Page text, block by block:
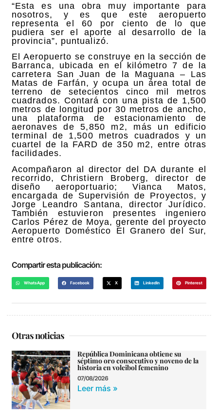
“Esta es una obra muy importante para
nosotros, y es que este aeropuerto
representa el 60 por ciento de lo que
pudiera ser el aporte al desarrollo de la
provincia”, puntualizó.
El Aeropuerto se construye en la sección de
Barranca, ubicada en el kilómetro 7 de la
carretera San Juan de la Maguana – Las
Matas de Farfán, y ocupa un área total de
terreno de setecientos cinco mil metros
cuadrados. Contará con una pista de 1,500
metros de longitud por 30 metros de ancho,
una plataforma de estacionamiento de
aeronaves de 5,850 m2, más un edificio
terminal de 1,500 metros cuadrados y un
cuartel de la FARD de 350 m2, entre otras
facilidades.
Acompañaron al director del DA durante el
recorrido, Christiern Broberg, director de
diseño aeroportuario; Vianca Matos,
encargada de Supervisión de Proyectos, y
Jorge Leandro Santana, director Jurídico.
También estuvieron presentes ingeniero
Carlos Pérez de Moya, gerente del proyecto
Aeropuerto Doméstico El Granero del Sur,
entre otros.
Compartir esta publicación:
WhatsApp Facebook X LinkedIn Pinterest
Otras noticias
República Dominicana obtiene su
séptimo oro consecutivo y noveno de la
historia en voleibol femenino
07/08/2026
Leer más »